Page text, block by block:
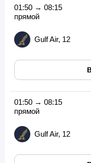
01:50 → 08:15
прямой
Gulf Air, 12
01:50 → 08:15
прямой
Gulf Air, 12